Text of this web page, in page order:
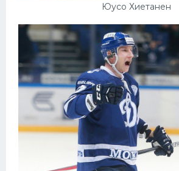
Юусо Хиетанен
Конькобежный спорт
Тренажеры
Интерьер квартиры